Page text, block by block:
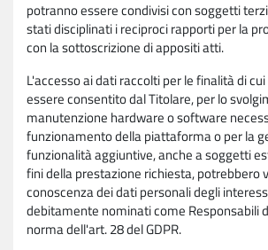
potranno essere condivisi con soggetti
stati disciplinati i reciproci rapporti per la
con la sottoscrizione di appositi atti.
L'accesso ai dati raccolti per le finalità di
essere consentito dal Titolare, per lo
manutenzione hardware o software
funzionamento della piattaforma o per la
funzionalità aggiuntive, anche a soggetti
fini della prestazione richiesta, potrebbero
conoscenza dei dati personali degli
debitamente nominati come Responsabili
norma dell'art. 28 del GDPR.